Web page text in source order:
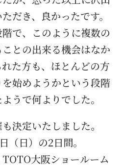
だき、良かったです。
で、このように複数の
との出来る機会はなか
た方も、ほとんどの方
始めようかという段階
うで何よりでした。
決定いたしました。
（日）の2日間。
大阪ショールーム